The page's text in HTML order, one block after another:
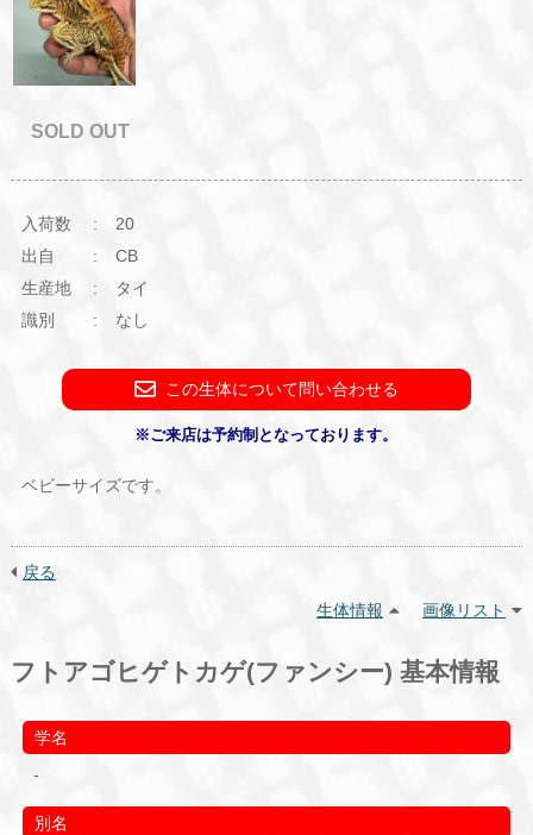
SOLD OUT
入荷数
20
出自
CB
生産地
タイ
識別
なし
この生体について問い合わせる
※ご来店は予約制となっております。
ベビーサイズです。
戻る
生体情報
画像リスト
フトアゴヒゲトカゲ(ファンシー) 基本情報
学名
-
別名